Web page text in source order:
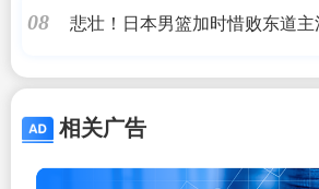
08
悲壮！日本男篮加时惜败东道主
相关广告